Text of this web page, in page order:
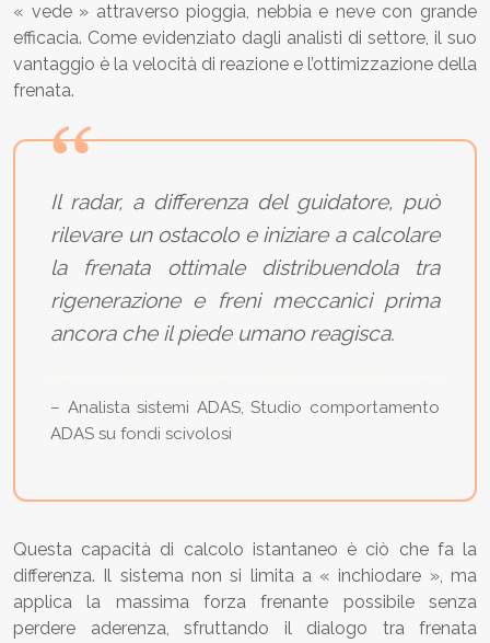
« vede » attraverso pioggia, nebbia e neve con grande
efficacia. Come evidenziato dagli analisti di settore, il suo
vantaggio è la velocità di reazione e l’ottimizzazione della
frenata.
Il radar, a differenza del guidatore, può
rilevare un ostacolo e iniziare a calcolare
la frenata ottimale distribuendola tra
rigenerazione e freni meccanici prima
ancora che il piede umano reagisca.
– Analista sistemi ADAS, Studio comportamento
ADAS su fondi scivolosi
Questa capacità di calcolo istantaneo è ciò che fa la
differenza. Il sistema non si limita a « inchiodare », ma
applica la massima forza frenante possibile senza
perdere aderenza, sfruttando il dialogo tra frenata